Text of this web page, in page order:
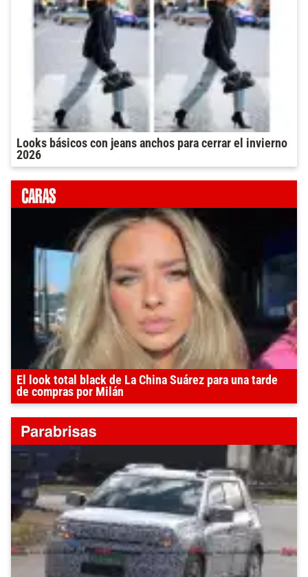
Looks básicos con jeans anchos para cerrar el invierno
2026
El look total black de La China Suárez para una tarde
de compras por Milán